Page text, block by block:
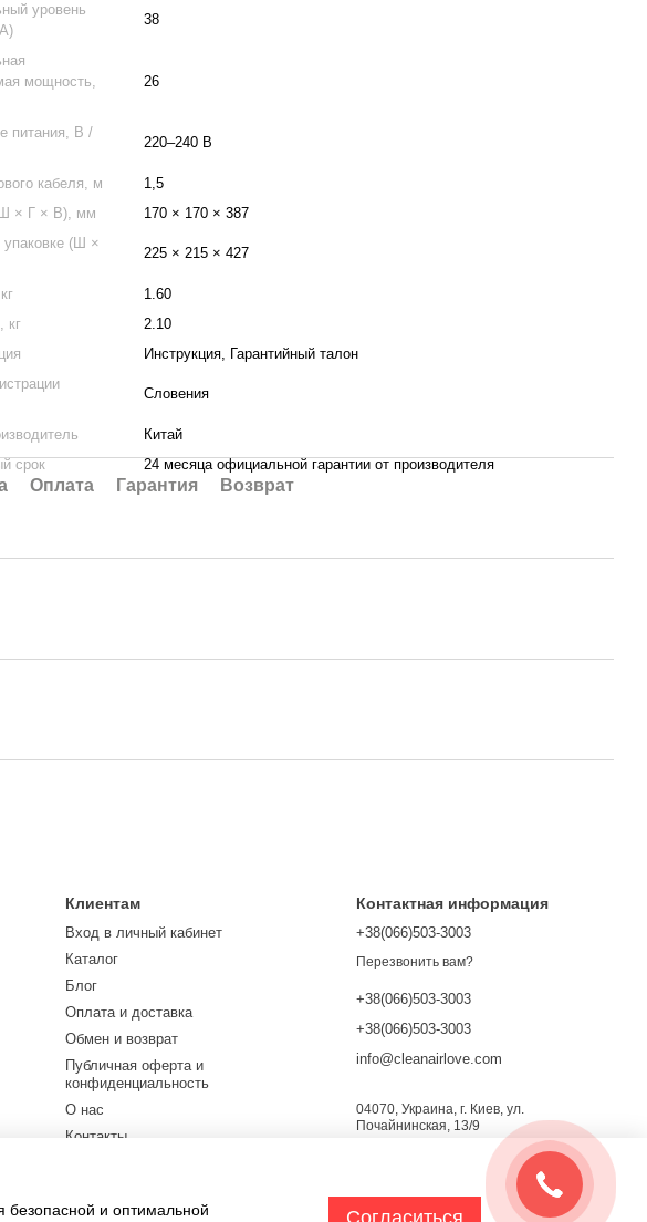
уровень
38
мощность,
26
питания, В /
220–240 В
кабеля, м
1,5
× Г × В), мм
170 × 170 × 387
упаковке (Ш ×
225 × 215 × 427
1.60
кг
2.10
Инструкция, Гарантийный талон
Словения
Китай
срок
24 месяца официальной гарантии от производителя
Оплата Гарантия Возврат
Клиентам
Вход в личный кабинет
Каталог
Блог
Оплата и доставка
Обмен и возврат
Публичная оферта и
конфиденциальность
О нас
Контакты
Контактная информация
+38(066)503-3003
Перезвонить вам?
+38(066)503-3003
+38(066)503-3003
info@cleanairlove.com
04070, Украина, г. Киев, ул.
Почайнинская, 13/9
безопасной и оптимальной
Согласиться